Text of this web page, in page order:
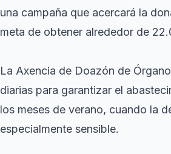
una campaña que acercará la
meta de obtener alrededor de
La Axencia de Doazón de
diarias para garantizar el
los meses de verano, cuando la
especialmente sensible.